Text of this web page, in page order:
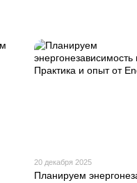
20 декабря 2025
Планируем